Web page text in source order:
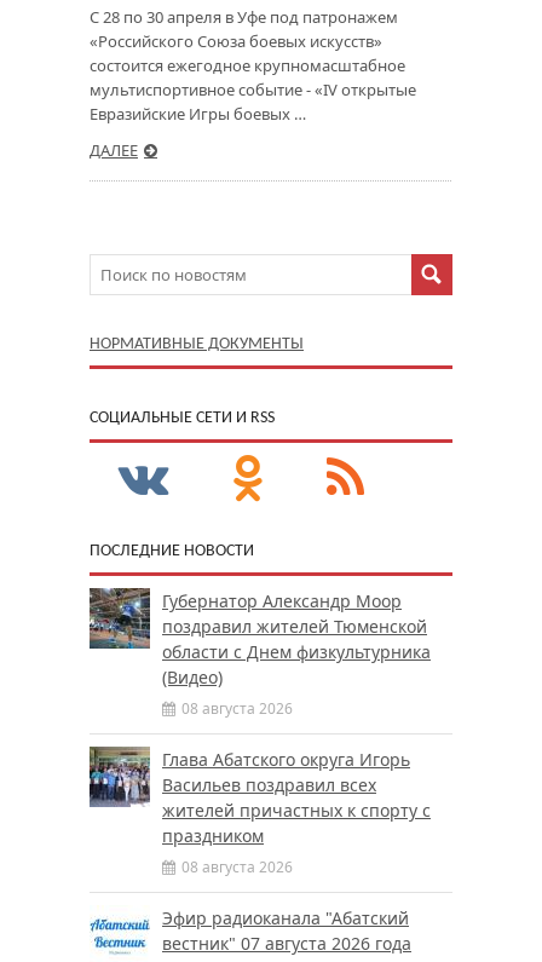
C 28 по 30 апреля в Уфе под патронажем
«Российского Союза боевых искусств»
состоится ежегодное крупномасштабное
мультиспортивное событие - «IV открытые
Евразийские Игры боевых …
ДАЛЕЕ
НОРМАТИВНЫЕ ДОКУМЕНТЫ
CОЦИАЛЬНЫЕ СЕТИ И RSS
ПОСЛЕДНИЕ НОВОСТИ
Губернатор Александр Моор
поздравил жителей Тюменской
области с Днем физкультурника
(Видео)
08 августа 2026
Глава Абатского округа Игорь
Васильев поздравил всех
жителей причастных к спорту с
праздником
08 августа 2026
Эфир радиоканала "Абатский
вестник" 07 августа 2026 года